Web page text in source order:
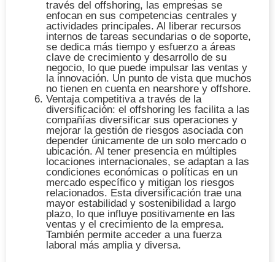
través del offshoring, las empresas se
enfocan en sus competencias centrales y
actividades principales. Al liberar recursos
internos de tareas secundarias o de soporte,
se dedica más tiempo y esfuerzo a áreas
clave de crecimiento y desarrollo de su
negocio, lo que puede impulsar las ventas y
la innovación. Un punto de vista que muchos
no tienen en cuenta en nearshore y offshore.
Ventaja competitiva a través de la
diversificación: el offshoring les facilita a las
compañías diversificar sus operaciones y
mejorar la gestión de riesgos asociada con
depender únicamente de un solo mercado o
ubicación. Al tener presencia en múltiples
locaciones internacionales, se adaptan a las
condiciones económicas o políticas en un
mercado específico y mitigan los riesgos
relacionados. Esta diversificación trae una
mayor estabilidad y sostenibilidad a largo
plazo, lo que influye positivamente en las
ventas y el crecimiento de la empresa.
También permite acceder a una fuerza
laboral más amplia y diversa.